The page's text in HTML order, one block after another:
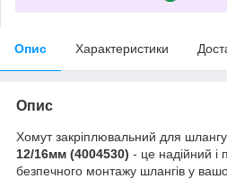
Опис Характеристики
Опис
Хомут закріплювальний для шлангу
12/16мм (4004530) - це надійний і
безпечного монтажу шлангів у